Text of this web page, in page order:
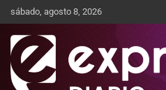
sábado, agosto 8, 2026